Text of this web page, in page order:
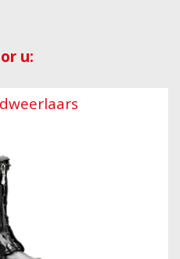
u: